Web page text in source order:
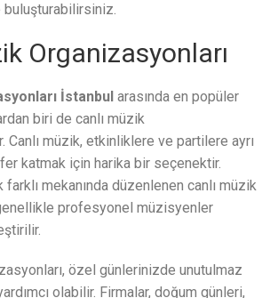
Organizasyonları
İstanbul arasında en popüler
biri de canlı müzik
Canlı müzik, etkinliklere ve partilere ayrı
katmak için harika bir seçenektir.
farklı mekanında düzenlenen canlı müzik
profesyonel müzisyenler
özel günlerinizde unutulmaz
olabilir. Firmalar, doğum günleri,